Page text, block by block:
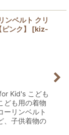
ンベルト クリ
ンク】
[kiz-
Kid's こども
ども用の着物
ーリンベルト
、子供着物の